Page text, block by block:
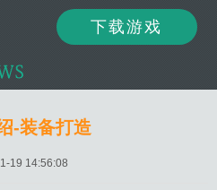
下载游戏
-装备打造
19 14:56:08